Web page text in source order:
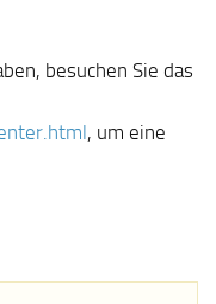
besuchen Sie das
, um eine